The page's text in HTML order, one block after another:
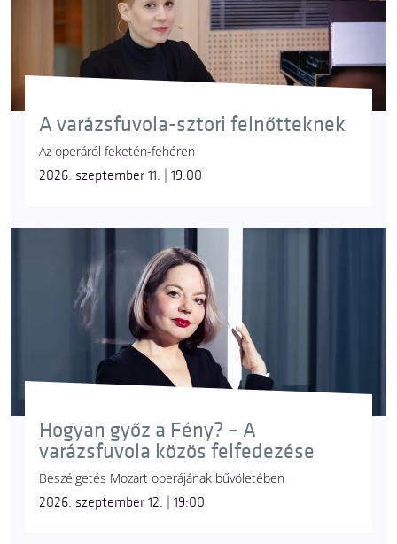
A varázsfuvola-sztori felnőtteknek
Az operáról feketén-fehéren
2026. szeptember 11. | 19:00
Hogyan győz a Fény? – A
varázsfuvola közös felfedezése
Beszélgetés Mozart operájának bűvöletében
2026. szeptember 12. | 19:00